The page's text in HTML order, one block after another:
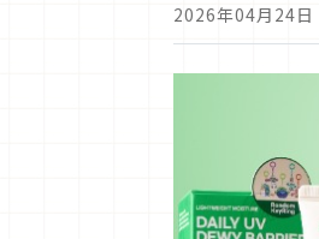
2026年04月24日